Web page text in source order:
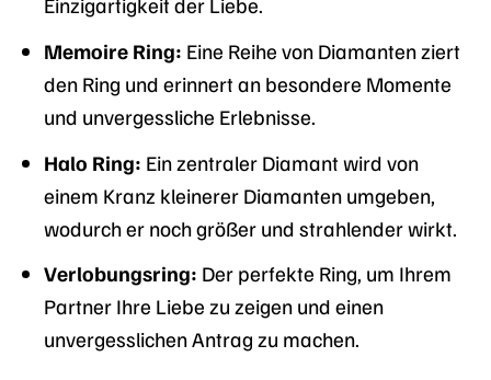
Memoire Ring: Eine Reihe von Diamanten ziert
den Ring und erinnert an besondere Momente
und unvergessliche Erlebnisse.
Halo Ring: Ein zentraler Diamant wird von
einem Kranz kleinerer Diamanten umgeben,
wodurch er noch größer und strahlender wirkt.
Verlobungsring: Der perfekte Ring, um Ihrem
Partner Ihre Liebe zu zeigen und einen
unvergesslichen Antrag zu machen.